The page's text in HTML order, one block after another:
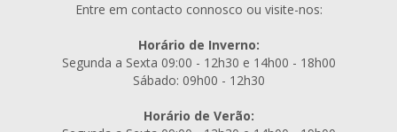
Entre em contacto connosco ou visite-nos:
Horário de Inverno:
Segunda a Sexta 09:00 - 12h30 e 14h00 - 18h00
Sábado: 09h00 - 12h30
Horário de Verão: